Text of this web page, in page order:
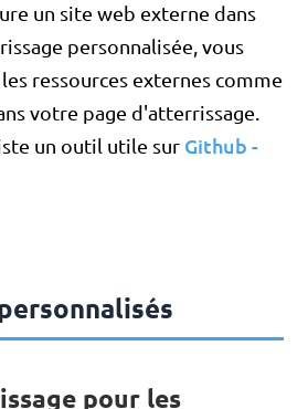
un site web externe dans
personnalisée, vous
ressources externes comme
votre page d'atterrissage.
un outil utile sur Github -
pour les